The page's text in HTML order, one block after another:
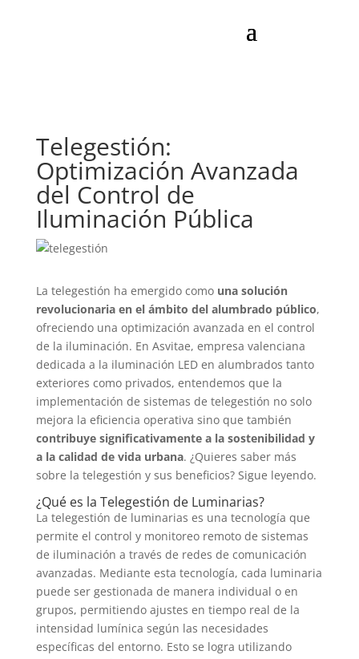
Telegestión:
Optimización Avanzada
del Control de
Iluminación Pública
La telegestión ha emergido como una solución
revolucionaria en el ámbito del alumbrado público,
ofreciendo una optimización avanzada en el control
de la iluminación. En Asvitae, empresa valenciana
dedicada a la iluminación LED en alumbrados tanto
exteriores como privados, entendemos que la
implementación de sistemas de telegestión no solo
mejora la eficiencia operativa sino que también
contribuye significativamente a la sostenibilidad y
a la calidad de vida urbana. ¿Quieres saber más
sobre la telegestión y sus beneficios? Sigue leyendo.
​​¿Qué es la Telegestión de Luminarias?
La telegestión de luminarias es una tecnología que
permite el control y monitoreo remoto de sistemas
de iluminación a través de redes de comunicación
avanzadas. Mediante esta tecnología, cada luminaria
puede ser gestionada de manera individual o en
grupos, permitiendo ajustes en tiempo real de la
intensidad lumínica según las necesidades
específicas del entorno. Esto se logra utilizando